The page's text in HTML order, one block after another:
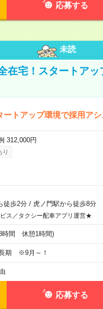
応募する
未読
在宅！スタートア
ートアップ環境で採用アシ
312,000円
り
徒歩2分/ 虎ノ門駅から徒歩8分
ス／タクシー配車アプリ運営★
時間 休憩1時間)
期 ※9月～！
応募する